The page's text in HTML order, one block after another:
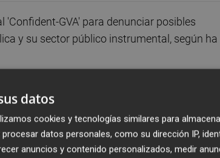
'Confident-GVA' para denunciar posibles
y su sector público instrumental, según ha
a la ciudadanía que quiera poner en
de irregularidades o malas prácticas y
vigentes".
datos
cookies y tecnologías similares para
datos personales, como su dirección IP,
anuncios y contenido personalizados, medir